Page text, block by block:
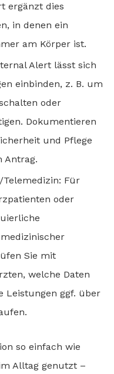
ergänzt dies
in denen ein
am Körper ist.
Alert lässt sich
einbinden, z. B. um
oder
Dokumentieren
und Pflege
Antrag.
Für
oder
Sie mit
welche Daten
Leistungen ggf. über
so einfach wie
Alltag genutzt –